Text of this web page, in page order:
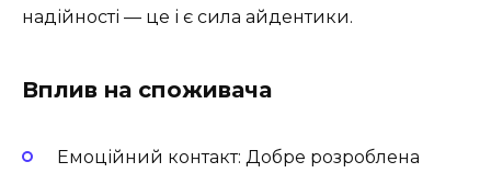
надійності — це і є сила айдентики.
Вплив на споживача
Емоційний контакт: Добре розроблена